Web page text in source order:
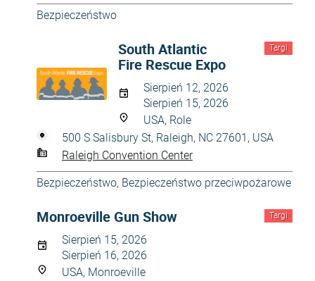
Bezpieczeństwo
Targi
South Atlantic
Fire Rescue Expo
Sierpień 12, 2026
Sierpień 15, 2026
USA, Role
500 S Salisbury St, Raleigh, NC 27601, USA
Raleigh Convention Center
Bezpieczeństwo, Bezpieczeństwo przeciwpożarowe
Targi
Monroeville Gun Show
Sierpień 15, 2026
Sierpień 16, 2026
USA, Monroeville